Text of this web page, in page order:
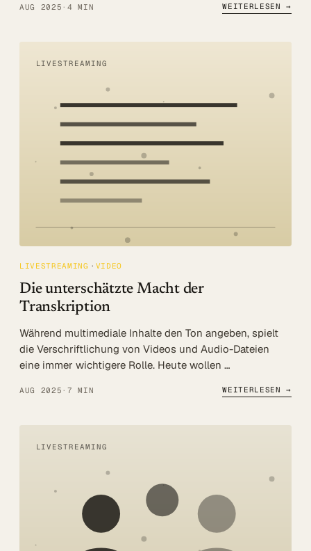
AUG 2025 · 4 MIN WEITERLESEN →
LIVESTREAMING
LIVESTREAMING VIDEO
Die unterschätzte Macht der
Transkription
Während multimediale Inhalte den Ton angeben, spielt
die Verschriftlichung von Videos und Audio-Dateien
eine immer wichtigere Rolle. Heute wollen …
AUG 2025 · 7 MIN WEITERLESEN →
LIVESTREAMING